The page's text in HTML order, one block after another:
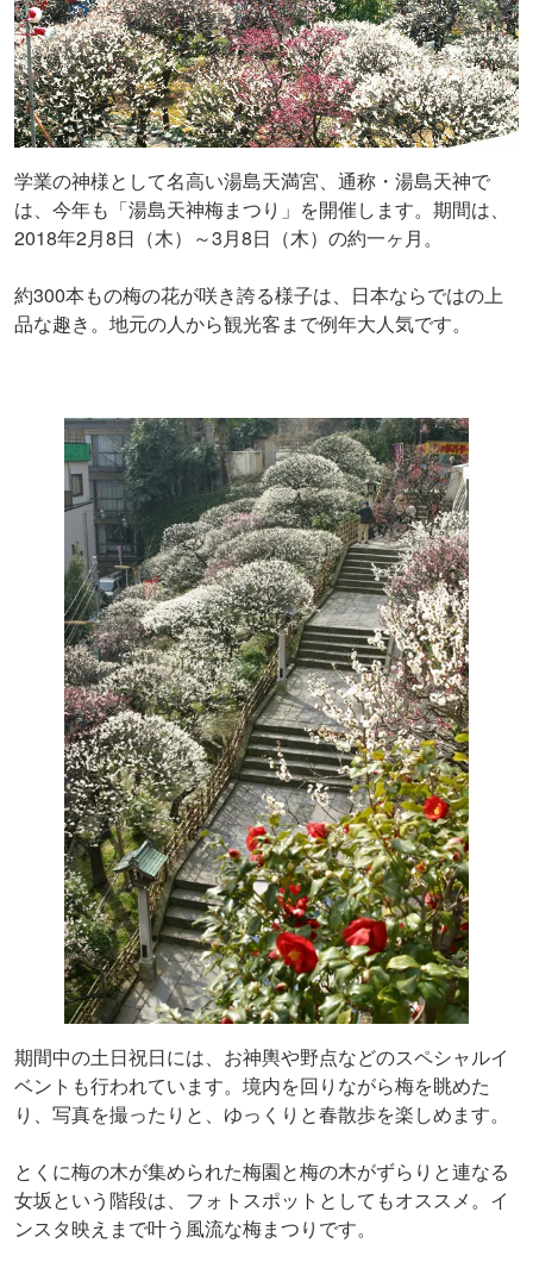
学業の神様として名高い湯島天満宮、通称・湯島天神で
は、今年も「湯島天神梅まつり」を開催します。期間は、
2018年2月8日（木）～3月8日（木）の約一ヶ月。
約300本もの梅の花が咲き誇る様子は、日本ならではの上
品な趣き。地元の人から観光客まで例年大人気です。
期間中の土日祝日には、お神輿や野点などのスペシャルイ
ベントも行われています。境内を回りながら梅を眺めた
り、写真を撮ったりと、ゆっくりと春散歩を楽しめます。
とくに梅の木が集められた梅園と梅の木がずらりと連なる
女坂という階段は、フォトスポットとしてもオススメ。イ
ンスタ映えまで叶う風流な梅まつりです。